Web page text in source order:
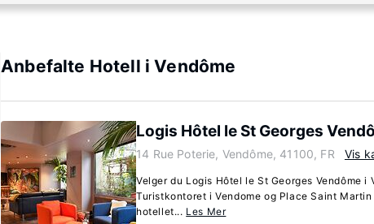
Anbefalte Hotell i Vendôme
Logis Hôtel le St Georges
14 Rue Poterie, Vendôme, 41100, FR Vis
Velger du Logis Hôtel le St Georges Vendôme i
Turistkontoret i Vendome og Place Saint
hotellet... Les Mer